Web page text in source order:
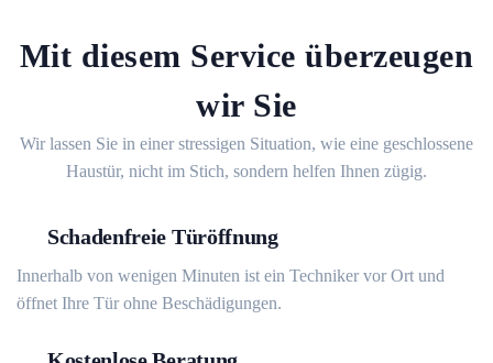
Mit diesem Service überzeugen
wir Sie
Wir lassen Sie in einer stressigen Situation, wie eine geschlossene
Haustür, nicht im Stich, sondern helfen Ihnen zügig.
Schadenfreie Türöffnung
Innerhalb von wenigen Minuten ist ein Techniker vor Ort und
öffnet Ihre Tür ohne Beschädigungen.